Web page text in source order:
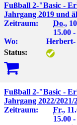
Fußball 2-"Basic -
Jahrgang 2019 und
Zeitraum:
Do.,
15.00
Wo:
Herbert-
Status:
Fußball 2-"Basic -
Jahrgang 2022/2021/
Zeitraum:
Fr.,
15.00